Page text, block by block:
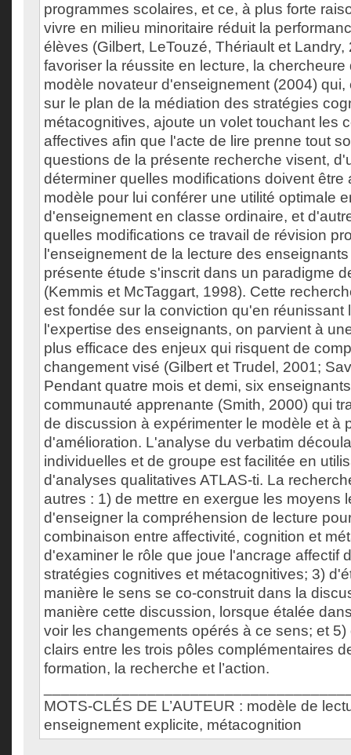
programmes scolaires, et ce, à plus forte
vivre en milieu minoritaire réduit la
élèves (Gilbert, LeTouzé, Thériault et Landry,
favoriser la réussite en lecture, la
modèle novateur d'enseignement (2004)
sur le plan de la médiation des stratégies
métacognitives, ajoute un volet touchant les
affectives afin que l'acte de lire prenne tout
questions de la présente recherche visent,
déterminer quelles modifications doivent être
modèle pour lui conférer une utilité optimale
d'enseignement en classe ordinaire, et
quelles modifications ce travail de révision
l'enseignement de la lecture des
présente étude s'inscrit dans un paradigme
(Kemmis et McTaggart, 1998). Cette
est fondée sur la conviction qu'en réunissant
l'expertise des enseignants, on parvient à
plus efficace des enjeux qui risquent de
changement visé (Gilbert et Trudel, 2001;
Pendant quatre mois et demi, six
communauté apprenante (Smith, 2000) qui
de discussion à expérimenter le modèle et à
d'amélioration. L'analyse du verbatim
individuelles et de groupe est facilitée en
d'analyses qualitatives ATLAS-ti. La
autres : 1) de mettre en exergue les moyens
d'enseigner la compréhension de lecture
combinaison entre affectivité, cognition et
d'examiner le rôle que joue l'ancrage affectif
stratégies cognitives et métacognitives; 3)
manière le sens se co-construit dans la
manière cette discussion, lorsque étalée
voir les changements opérés à ce sens; et
clairs entre les trois pôles complémentaires
formation, la recherche et l’action.
MOTS-CLÉS DE L’AUTEUR : modèle de
enseignement explicite, métacognition